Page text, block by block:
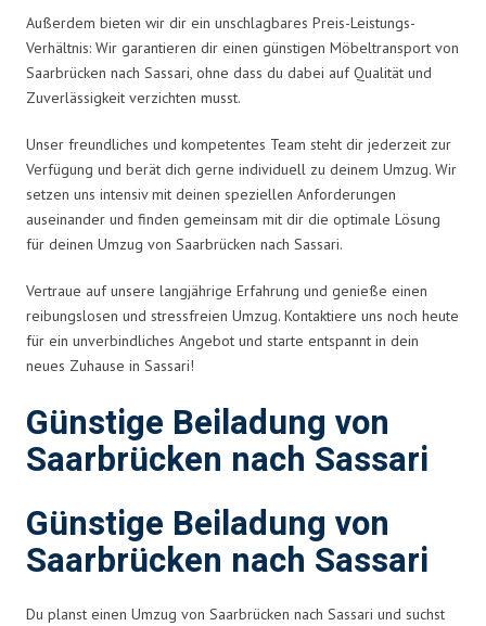
Außerdem bieten wir dir ein unschlagbares Preis-Leistungs-
Verhältnis: Wir garantieren dir einen günstigen Möbeltransport von
Saarbrücken nach Sassari, ohne dass du dabei auf Qualität und
Zuverlässigkeit verzichten musst.
Unser freundliches und kompetentes Team steht dir jederzeit zur
Verfügung und berät dich gerne individuell zu deinem Umzug. Wir
setzen uns intensiv mit deinen speziellen Anforderungen
auseinander und finden gemeinsam mit dir die optimale Lösung
für deinen Umzug von Saarbrücken nach Sassari.
Vertraue auf unsere langjährige Erfahrung und genieße einen
reibungslosen und stressfreien Umzug. Kontaktiere uns noch heute
für ein unverbindliches Angebot und starte entspannt in dein
neues Zuhause in Sassari!
Günstige Beiladung von
Saarbrücken nach Sassari
Günstige Beiladung von
Saarbrücken nach Sassari
Du planst einen Umzug von Saarbrücken nach Sassari und suchst